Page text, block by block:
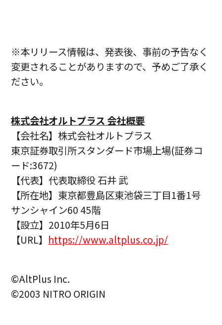
※本リリース情報は、発表後、事前の予告なく
変更されることがありますので、予めご了承く
ださい。
株式会社オルトプラス 会社概要
【会社名】株式会社オルトプラス
東京証券取引所スタンダード市場上場(証券コ
ード:3672)
【代表】代表取締役 ⽯井 武
【所在地】東京都豊島区東池袋三丁⽬1番1号
サンシャイン60 45階
【設⽴】2010年5⽉6⽇
【URL】 https://www.altplus.co.jp/
©AltPlus Inc.
©2003 NITRO ORIGIN